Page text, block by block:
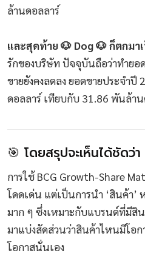
ล้านดอลลาร์
และสุดท้าย 🐶 Dog 🐶 ก็ตกมา
รักของบริษัท ปัจจุบันถือว่าทำยอ
ขายยังคงลดลง ยอดขายประจำ
ดอลลาร์ เทียบกับ 31.86 พันล้า
🎯 โดยสรุปจะเห็นได้ชัดว่า
การใช้ BCG Growth-Share
โดดเด่น แต่เป็นการนำ ‘สินค้า’
มาก ๆ ซึ่งเหมาะกับแบรนด์ที่มีสิ
มาแบ่งสัดส่วนว่าสินค้าไหนมีโอ
โอกาสนั่นเอง